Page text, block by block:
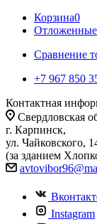
Корзина0
Отложенные
Сравнение
+7 967 850
Контактная
Свердловская
г. Карпинск,
ул. Чайковского,
(за зданием
Instagram